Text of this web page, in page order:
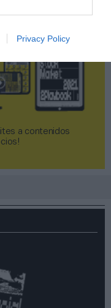
Privacy Policy
a contenidos